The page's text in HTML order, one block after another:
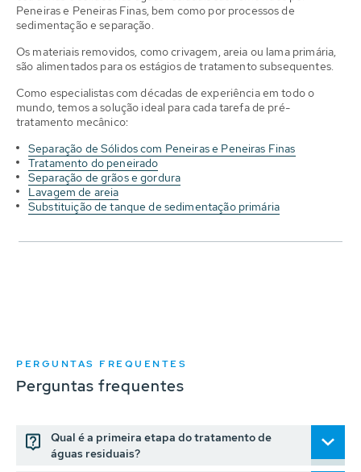
Peneiras e Peneiras Finas, bem como por processos de
sedimentação e separação.
Os materiais removidos, como crivagem, areia ou lama primária,
são alimentados para os estágios de tratamento subsequentes.
Como especialistas com décadas de experiência em todo o
mundo, temos a solução ideal para cada tarefa de pré-
tratamento mecânico:
Separação de Sólidos com Peneiras e Peneiras Finas
Tratamento do peneirado
Separação de grãos e gordura
Lavagem de areia
Substituição de tanque de sedimentação primária
PERGUNTAS FREQUENTES
Perguntas frequentes
Qual é a primeira etapa do tratamento de
águas residuais?